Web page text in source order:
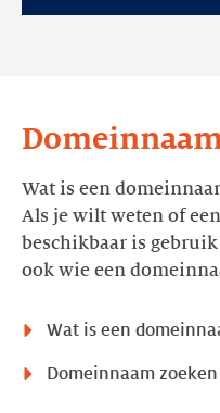
Wat is een
Als je wilt weten of
beschikbaar is
ook wie een
Wat is een
Domeinnaam zoeken